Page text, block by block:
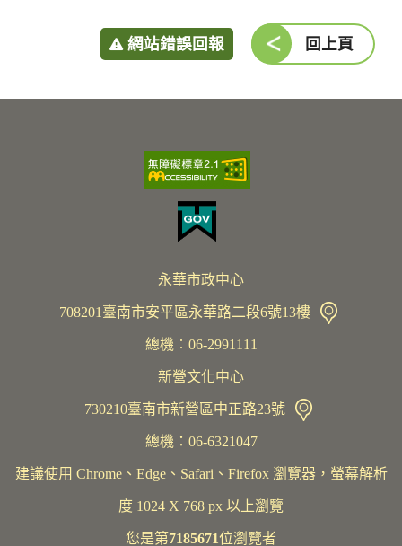
網站錯誤回報 回上頁
永華市政中心
708201臺南市安平區永華路二段6號13樓
總機︰06-2991111
新營文化中心
730210臺南市新營區中正路23號
總機：06-6321047
建議使用 Chrome、Edge、Safari、Firefox 瀏覽器，螢幕解析
度 1024 X 768 px 以上瀏覽
您是第7185671位瀏覽者